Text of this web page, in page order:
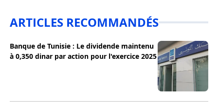
ARTICLES RECOMMANDÉS
Banque de Tunisie : Le dividende maintenu
à 0,350 dinar par action pour l'exercice 2025